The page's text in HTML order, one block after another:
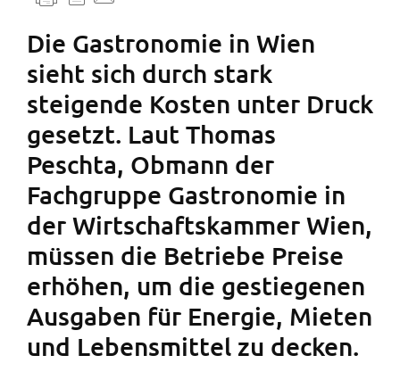
Die Gastronomie in Wien
sieht sich durch stark
steigende Kosten unter Druck
gesetzt. Laut Thomas
Peschta, Obmann der
Fachgruppe Gastronomie in
der Wirtschaftskammer Wien,
müssen die Betriebe Preise
erhöhen, um die gestiegenen
Ausgaben für Energie, Mieten
und Lebensmittel zu decken.